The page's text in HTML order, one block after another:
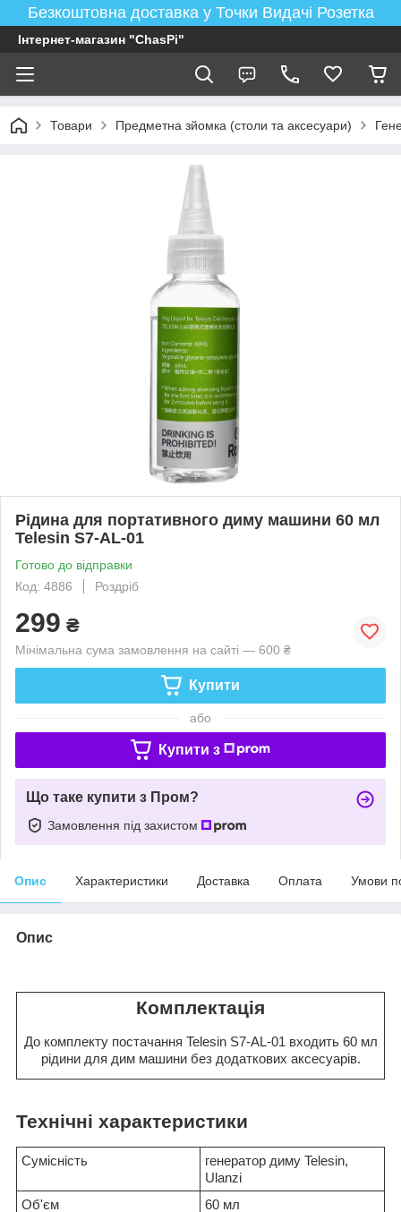
Безкоштовна доставка у Точки Видачі Розетка
Інтернет-магазин "ChasPi"
Товари Предметна зйомка (столи та аксесуари)
Рідина для портативного диму машини 60 мл
Telesin S7-AL-01
Готово до відправки
Код: 4886
Роздріб
299 ₴
Мінімальна сума замовлення на сайті — 600 ₴
Купити
або
Купити з
Що таке купити з Пром?
Замовлення під захистом
Опис Характеристики Доставка Оплата Умови
Опис
Комплектація
До комплекту постачання Telesin S7-AL-01 входить 60 мл
рідини для дим машини без додаткових аксесуарів.
Технічні характеристики
Сумісність
генератор диму Telesin,
Ulanzi
Об'єм
60 мл